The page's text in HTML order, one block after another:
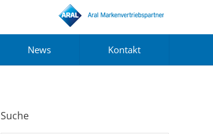
News Kontakt
Suche